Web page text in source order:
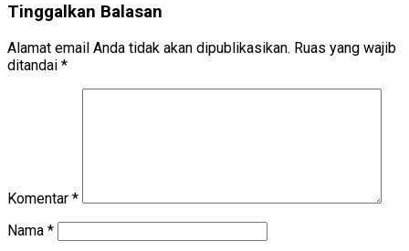
Tinggalkan Balasan
Alamat email Anda tidak akan dipublikasikan. Ruas yang wajib
ditandai *
Komentar *
Nama *